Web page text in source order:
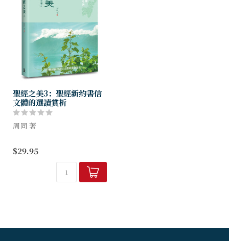
聖經之美3：聖經新約書信
文體的選讀賞析
周同 著
內容是詩歌智慧書的賞析，讓
讀者了解地理以及文化背景並
智慧書的解經原則，與相關的
神學議題，對基督信仰有準
$29.95